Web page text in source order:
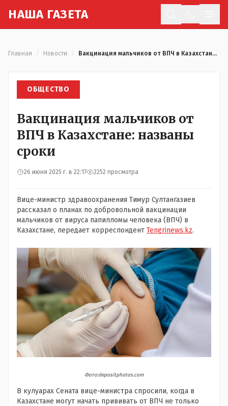
НАША ГАЗЕТА
Главная Новости Вакцинация мальчиков от ВПЧ в Казахстане: названы сроки
ОБЩЕСТВО
Вакцинация мальчиков от
ВПЧ в Казахстане: названы
сроки
26 июня 2025 г. в 22:17 2252 просмотра
Вице-министр здравоохранения Тимур Султангазиев
рассказал о планах по добровольной вакцинации
мальчиков от вируса папилломы человека (ВПЧ) в
Казахстане, передает корреспондент Tengrinews.kz.
Фото:depositphotos.com
В кулуарах Сената вице-министра спросили, когда в
Казахстане могут начать прививать от ВПЧ не только